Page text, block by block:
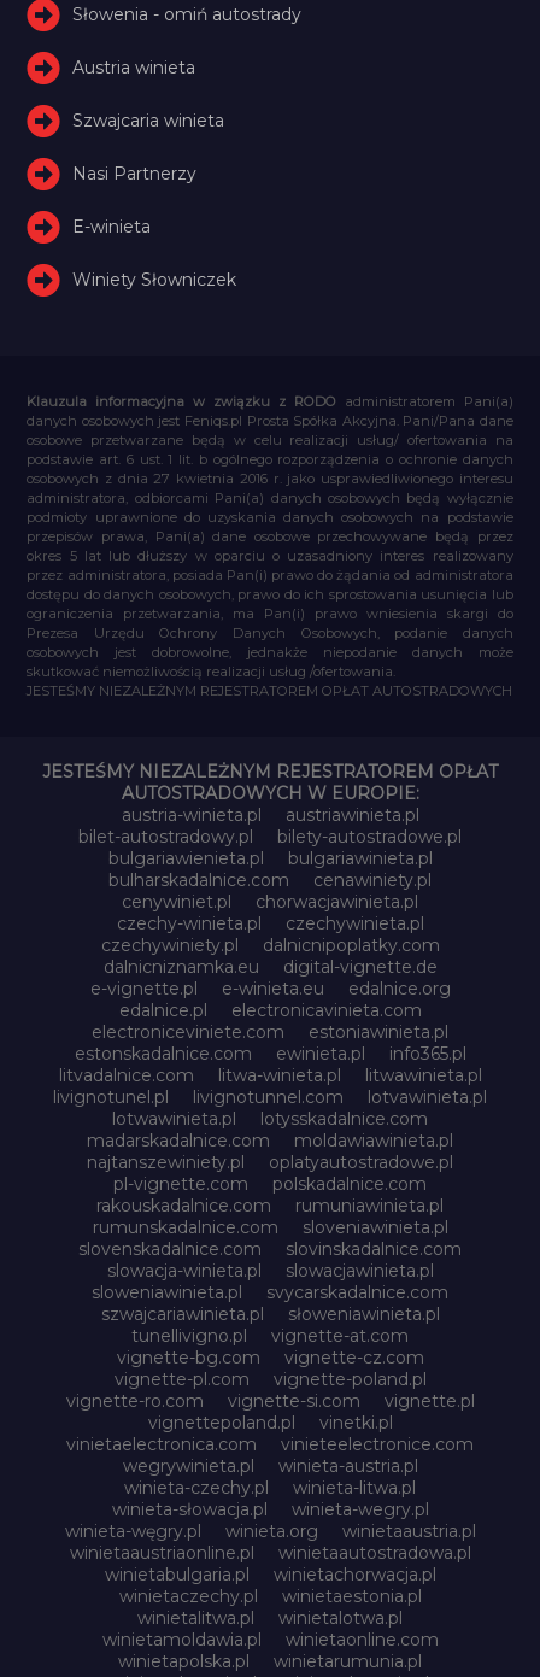
Słowenia - omiń autostrady
Austria winieta
Szwajcaria winieta
Nasi Partnerzy
E-winieta
Winiety Słowniczek
Klauzula informacyjna w związku z RODO administratorem Pani(a)
danych osobowych jest Feniqs.pl Prosta Spółka Akcyjna. Pani/Pana dane
osobowe przetwarzane będą w celu realizacji usług/ ofertowania na
podstawie art. 6 ust. 1 lit. b ogólnego rozporządzenia o ochronie danych
osobowych z dnia 27 kwietnia 2016 r. jako usprawiedliwionego interesu
administratora, odbiorcami Pani(a) danych osobowych będą wyłącznie
podmioty uprawnione do uzyskania danych osobowych na podstawie
przepisów prawa, Pani(a) dane osobowe przechowywane będą przez
okres 5 lat lub dłuższy w oparciu o uzasadniony interes realizowany
przez administratora, posiada Pan(i) prawo do żądania od administratora
dostępu do danych osobowych, prawo do ich sprostowania usunięcia lub
ograniczenia przetwarzania, ma Pan(i) prawo wniesienia skargi do
Prezesa Urzędu Ochrony Danych Osobowych, podanie danych
osobowych jest dobrowolne, jednakże niepodanie danych może
skutkować niemożliwością realizacji usług /ofertowania.
JESTEŚMY NIEZALEŻNYM REJESTRATOREM OPŁAT AUTOSTRADOWYCH
JESTEŚMY NIEZALEŻNYM REJESTRATOREM OPŁAT
AUTOSTRADOWYCH W EUROPIE:
austria-winieta.pl
austriawinieta.pl
bilet-autostradowy.pl
bilety-autostradowe.pl
bulgariawienieta.pl
bulgariawinieta.pl
bulharskadalnice.com
cenawiniety.pl
cenywiniet.pl
chorwacjawinieta.pl
czechy-winieta.pl
czechywinieta.pl
czechywiniety.pl
dalnicnipoplatky.com
dalnicniznamka.eu
digital-vignette.de
e-vignette.pl
e-winieta.eu
edalnice.org
edalnice.pl
electronicavinieta.com
electroniceviniete.com
estoniawinieta.pl
estonskadalnice.com
ewinieta.pl
info365.pl
litvadalnice.com
litwa-winieta.pl
litwawinieta.pl
livignotunel.pl
livignotunnel.com
lotvawinieta.pl
lotwawinieta.pl
lotysskadalnice.com
madarskadalnice.com
moldawiawinieta.pl
najtanszewiniety.pl
oplatyautostradowe.pl
pl-vignette.com
polskadalnice.com
rakouskadalnice.com
rumuniawinieta.pl
rumunskadalnice.com
sloveniawinieta.pl
slovenskadalnice.com
slovinskadalnice.com
slowacja-winieta.pl
slowacjawinieta.pl
sloweniawinieta.pl
svycarskadalnice.com
szwajcariawinieta.pl
słoweniawinieta.pl
tunellivigno.pl
vignette-at.com
vignette-bg.com
vignette-cz.com
vignette-pl.com
vignette-poland.pl
vignette-ro.com
vignette-si.com
vignette.pl
vignettepoland.pl
vinetki.pl
vinietaelectronica.com
vinieteelectronice.com
wegrywinieta.pl
winieta-austria.pl
winieta-czechy.pl
winieta-litwa.pl
winieta-słowacja.pl
winieta-wegry.pl
winieta-węgry.pl
winieta.org
winietaaustria.pl
winietaaustriaonline.pl
winietaautostradowa.pl
winietabulgaria.pl
winietachorwacja.pl
winietaczechy.pl
winietaestonia.pl
winietalitwa.pl
winietalotwa.pl
winietamoldawia.pl
winietaonline.com
winietapolska.pl
winietarumunia.pl